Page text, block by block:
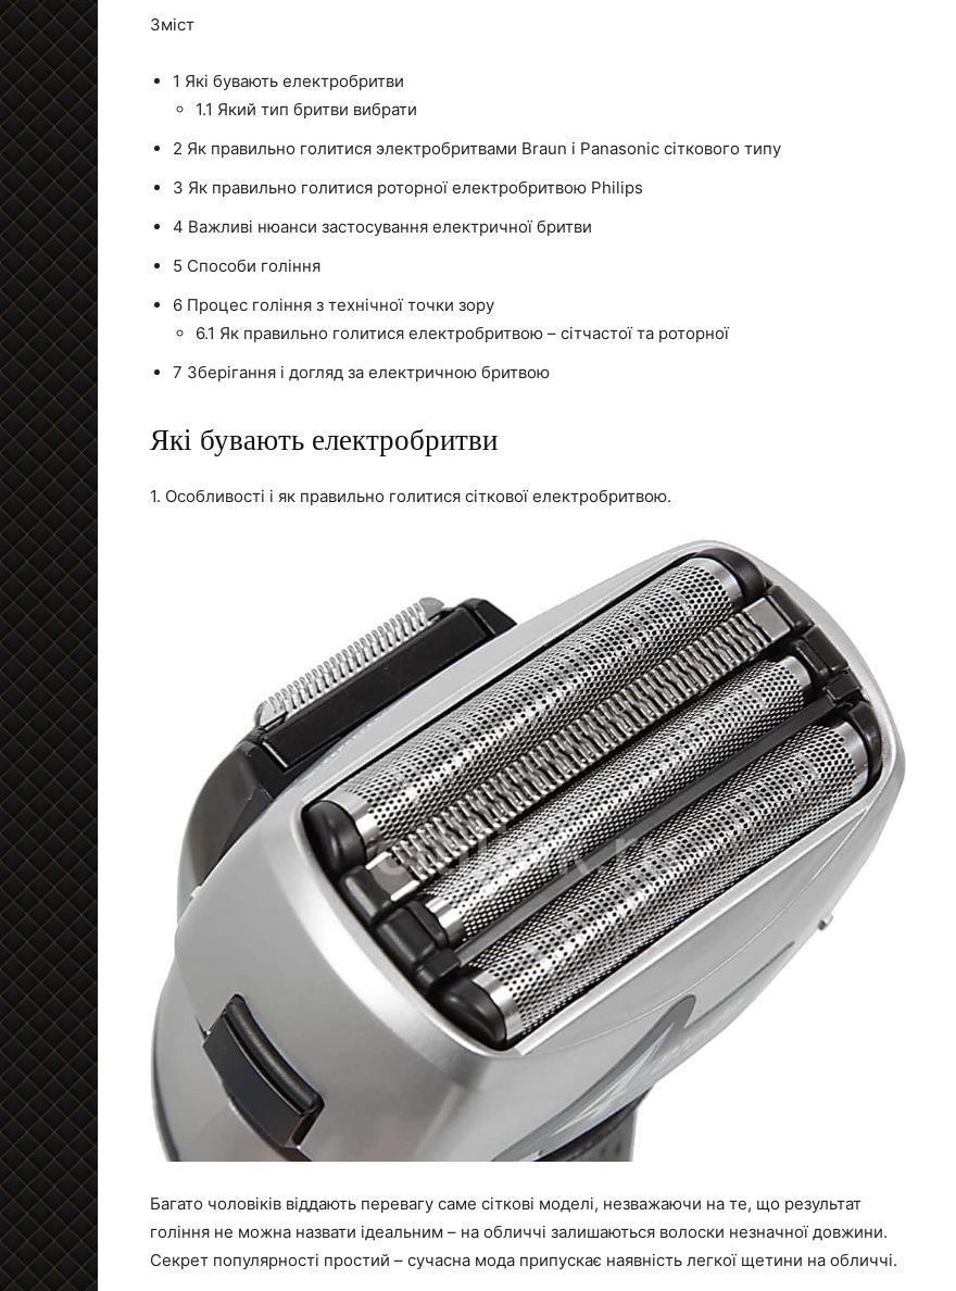
Зміст
1 Які бувають електробритви
1.1 Який тип бритви вибрати
2 Як правильно голитися электробритвами Braun і Panasonic сіткового типу
3 Як правильно голитися роторної електробритвою Philips
4 Важливі нюанси застосування електричної бритви
5 Способи гоління
6 Процес гоління з технічної точки зору
6.1 Як правильно голитися електробритвою – сітчастої та роторної
7 Зберігання і догляд за електричною бритвою
Які бувають електробритви
1. Особливості і як правильно голитися сіткової електробритвою.
Багато чоловіків віддають перевагу саме сіткові моделі, незважаючи на те, що результат
гоління не можна назвати ідеальним – на обличчі залишаються волоски незначної довжини.
Секрет популярності простий – сучасна мода припускає наявність легкої щетини на обличчі.